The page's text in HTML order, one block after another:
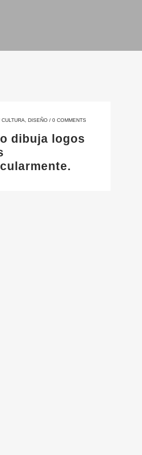
CULTURA DISEÑO / 0 COMMENTS
dibuja logos